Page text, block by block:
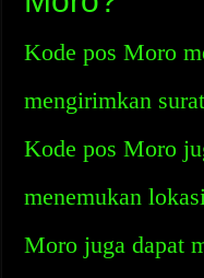
Kode pos Moro
mengirimkan
Kode pos Moro
menemukan
Moro juga dapat